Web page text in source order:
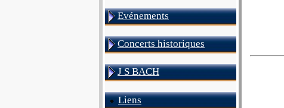
Evénements
Concerts historiques
J S BACH
Liens